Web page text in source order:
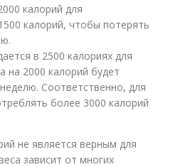
калорий для
калорий, чтобы потерять
в 2500 калориях для
на 2000 калорий будет
Соответственно, для
более 3000 калорий
не является верным для
зависит от многих